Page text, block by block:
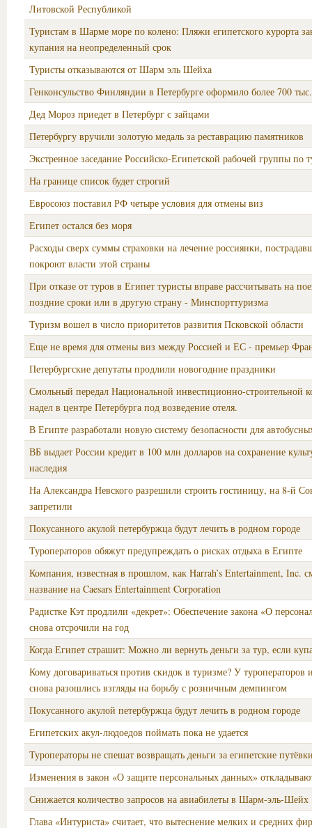
Литовской Республикой
Туристам в Шарме море по колено: Пляжи египетского курорта
купания на неопределенный срок
Туристы отказываются от Шарм эль Шейха
Генконсульство Финляндии в Петербурге оформило более 700
Дед Мороз приедет в Петербург с зайцами
Петербургу вручили золотую медаль за реставрацию памятников
Экстренное заседание Российско-Египетской рабочей группы по
На границе список будет строгий
Евросоюз поставил РФ четыре условия для отмены виз
Египет остался без моря
Расходы сверх суммы страховки на лечение россиянки,
покроют власти этой страны
При отказе от туров в Египет туристы вправе рассчитывать на
поздние сроки или в другую страну - Минспорттуризма
Туризм вошел в число приоритетов развития Псковской области
Еще не время для отмены виз между Россией и ЕС - премьер
Петербургские депутаты продлили новогодние праздники
Смольный передал Национальной инвестиционно-строительной
надел в центре Петербурга под возведение отеля.
В Египте разработали новую систему безопасности для
ВБ выдает России кредит в 100 млн долларов на сохранение
наследия
На Александра Невского разрешили строить гостиницу, на 8-й
запретили
Покусанного акулой петербуржца будут лечить в родном городе
Туроператоров обяжут предупреждать о рисках отдыха в Египте
Компания, известная в прошлом, как Harrah’s Entertainment, Inc.
название на Caesars Entertainment Corporation
Радистке Кэт продлили «декрет»: Обеспечение закона «О
снова отсрочили на год
Когда Египет страшит: Можно ли вернуть деньги за тур, если
Кому договариваться против скидок в туризме? У туроператоров
снова разошлись взгляды на борьбу с розничным демпингом
Покусанного акулой петербуржца будут лечить в родном городе
Египетских акул-людоедов поймать пока не удается
Туроператоры не спешат возвращать деньги за египетские
Изменения в закон «О защите персональных данных»
Снижается количество запросов на авиабилеты в Шарм-эль-Шейх
Глава «Интуриста» считает, что вытеснение мелких и средних